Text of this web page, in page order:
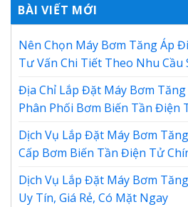
BÀI VIẾT MỚI
Nên Chọn Máy Bơm Tăng Áp
Tư Vấn Chi Tiết Theo Nhu Cầu
Địa Chỉ Lắp Đặt Máy Bơm
Phân Phối Bơm Biến Tần Điện
Dịch Vụ Lắp Đặt Máy Bơm
Cấp Bơm Biến Tần Điện Tử
Dịch Vụ Lắp Đặt Máy Bơm
Uy Tín, Giá Rẻ, Có Mặt Ngay